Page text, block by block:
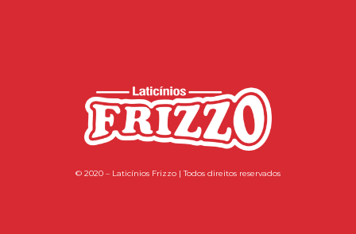
© 2020 – Laticínios Frizzo | Todos direitos reservados